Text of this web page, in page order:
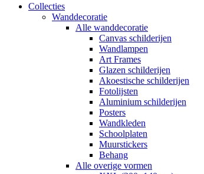
Collecties
Wanddecoratie
Alle wanddecoratie
Canvas schilderijen
Wandlampen
Art Frames
Glazen schilderijen
Akoestische schilderijen
Fotolijsten
Aluminium schilderijen
Posters
Wandkleden
Schoolplaten
Muurstickers
Behang
Alle overige vormen